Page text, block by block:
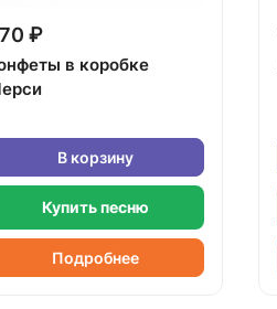
₽
в коробке
В корзину
Купить песню
Подробнее